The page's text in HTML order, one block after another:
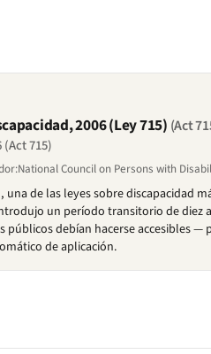
2006 (Ley 715) (Act
715)
Council on Persons with
de las leyes sobre discapacidad
un período transitorio de diez
públicos debían hacerse accesibles —
de aplicación.